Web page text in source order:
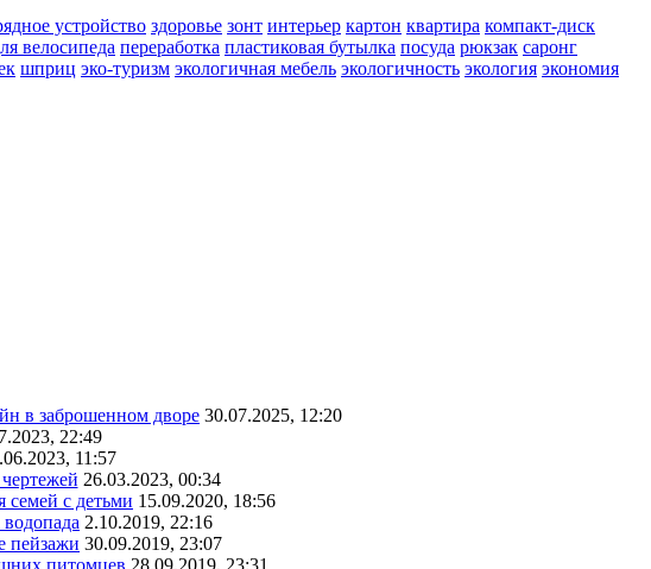
устройство здоровье зонт интерьер картон квартира компакт-диск
велосипеда переработка пластиковая бутылка посуда рюкзак саронг
шприц эко-туризм экологичная мебель экологичность экология экономия
в заброшенном дворе 30.07.2025, 12:20
22:49
11:57
26.03.2023, 00:34
семей с детьми 15.09.2020, 18:56
2.10.2019, 22:16
пейзажи 30.09.2019, 23:07
питомцев 28.09.2019, 23:31